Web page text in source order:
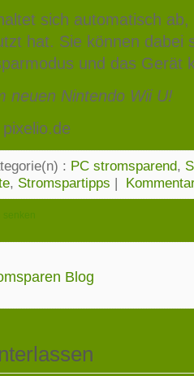
sich automatisch
hat. Sie können dabei
und das Gerät
neuen Nintendo Wii U!
: PC stromsparend,
, Stromspartipps |
Blog